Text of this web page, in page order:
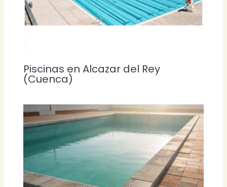
Piscinas en Alcazar del Rey
(Cuenca)